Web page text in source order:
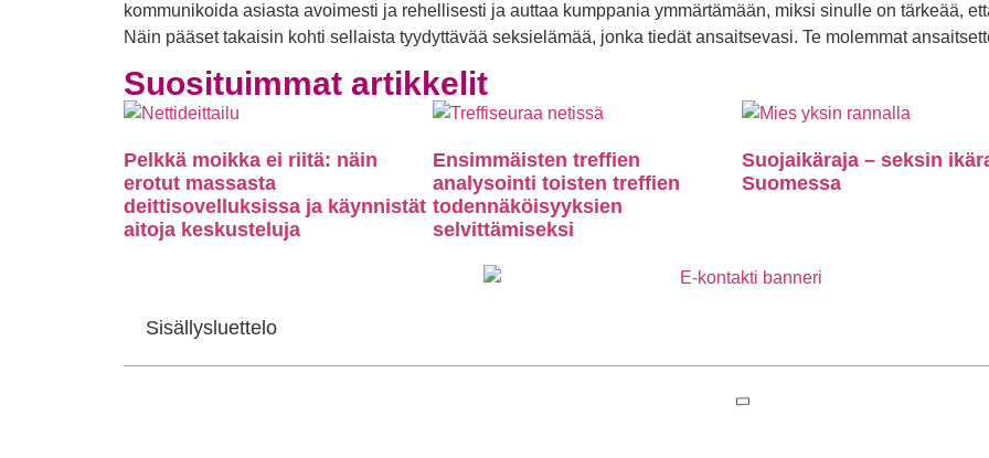
kommunikoida asiasta avoimesti ja rehellisesti ja auttaa kumppania ymmärtämään, miksi sinulle on tärkeää,
Näin pääset takaisin kohti sellaista tyydyttävää seksielämää, jonka tiedät ansaitsevasi. Te molemmat
Suosituimmat artikkelit
Pelkkä moikka ei riitä: näin
erotut massasta
deittisovelluksissa ja käynnistät
aitoja keskusteluja
Ensimmäisten treffien
analysointi toisten treffien
todennäköisyyksien
selvittämiseksi
Suojaikäraja – seksin
Suomessa
Sisällysluettelo